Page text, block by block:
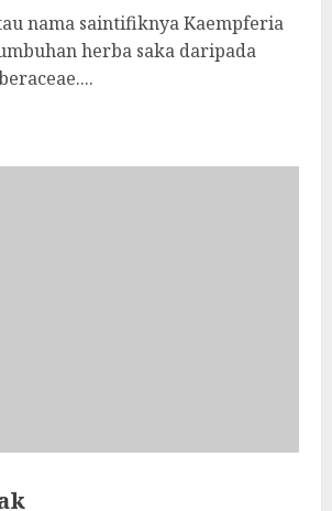
nama saintifiknya Kaempferia
herba saka daripada